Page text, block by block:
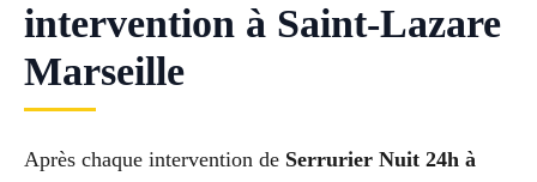
intervention à Saint-Lazare
Marseille
Après chaque intervention de Serrurier Nuit 24h à